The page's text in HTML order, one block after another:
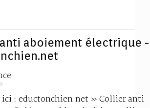
aboiement électrique -
ici : eductonchien.net » Collier anti